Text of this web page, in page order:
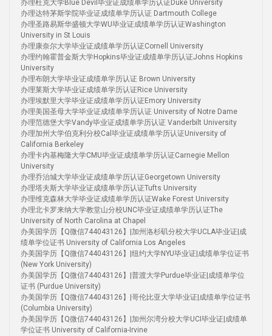
办理杜克大学Blue Devil毕业证成绩单学历认证Duke University
办理达特茅斯学院毕业证成绩单学历认证 Dartmouth College
办理圣路易斯华盛顿大学WU毕业证成绩单学历认证Washington
University in St Louis
办理康奈尔大学毕业证成绩单学历认证Cornell University
办理约翰霍普金斯大学Hopkins毕业证成绩单学历认证Johns Hopkins
University
办理布朗大学毕业证成绩单学历认证 Brown University
办理莱斯大学毕业证成绩单学历认证Rice University
办理埃默里大学毕业证成绩单学历认证Emory University
办理美国圣母大学毕业证成绩单学历认证 University of Notre Dame
办理范德堡大学Vandy毕业证成绩单学历认证 Vanderbilt University
办理加州大学伯克利分校Cal毕业证成绩单学历认证University of
California Berkeley
办理卡内基梅隆大学CMU毕业证成绩单学历认证Carnegie Mellon
University
办理乔治城大学毕业证成绩单学历认证Georgetown University
办理塔夫斯大学毕业证成绩单学历认证Tufts University
办理维克森林大学毕业证成绩单学历认证Wake Forest University
办理北卡罗来纳大学教堂山分校UNC毕业证成绩单学历认证The
University of North Carolina at Chapel
办美国学历【Q微信744043126】|加州洛杉矶分校大学UCLA毕业证|成
绩单学位证书 University of California Los Angeles
办美国学历【Q微信744043126】|纽约大学NYU毕业证|成绩单学位证书
(New York University)
办美国学历【Q微信744043126】|普渡大学Purdue毕业证|成绩单学位
证书 (Purdue University)
办美国学历【Q微信744043126】|哥伦比亚大学毕业证|成绩单学位证书
(Columbia University)
办美国学历【Q微信744043126】|加州尔湾分校大学UCI毕业证|成绩单
学位证书 University of California-Irvine